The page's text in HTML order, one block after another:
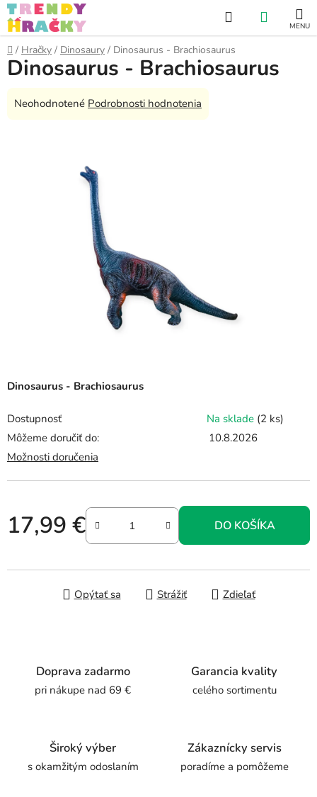
Prejsť
na
obsah
Hľadať
KOŠÍK
Domov
/ Hračky / Dinosaury / Dinosaurus - Brachiosaurus
Dinosaurus - Brachiosaurus
Dostupnosť Na sklade (2 ks)
Môžeme doručiť do:
10.8.2026
Možnosti doručenia
17,99 €
Jednotková cena:
DO KOŠÍKA
Opýtať sa Strážiť Zdieľať
Dinosaurus - Brachiosaurus
Priemerné
Neohodnotené Podrobnosti hodnotenia
Doprava zadarmo
pri nákupe nad 69 €
Garancia kvality
celého sortimentu
Široký výber
s okamžitým odoslaním
Zákaznícky servis
poradíme a pomôžeme